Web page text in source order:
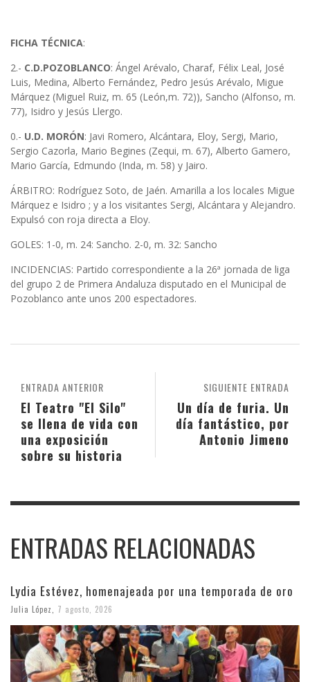
FICHA TÉCNICA:
2.- C.D.POZOBLANCO: Ángel Arévalo, Charaf, Félix Leal, José
Luis, Medina, Alberto Fernández, Pedro Jesús Arévalo, Migue
Márquez (Miguel Ruiz, m. 65 (León,m. 72)), Sancho (Alfonso, m.
77), Isidro y Jesús Llergo.
0.- U.D. MORÓN: Javi Romero, Alcántara, Eloy, Sergi, Mario,
Sergio Cazorla, Mario Begines (Zequi, m. 67), Alberto Gamero,
Mario García, Edmundo (Inda, m. 58) y Jairo.
ÁRBITRO: Rodríguez Soto, de Jaén. Amarilla a los locales Migue
Márquez e Isidro ; y a los visitantes Sergi, Alcántara y Alejandro.
Expulsó con roja directa a Eloy.
GOLES: 1-0, m. 24: Sancho. 2-0, m. 32: Sancho
INCIDENCIAS: Partido correspondiente a la 26ª jornada de liga
del grupo 2 de Primera Andaluza disputado en el Municipal de
Pozoblanco ante unos 200 espectadores.
SIGUIENTE ENTRADA
Un día de furia. Un
día fantástico, por
Antonio Jimeno
ENTRADA ANTERIOR
El Teatro "El Silo"
se llena de vida con
una exposición
sobre su historia
ENTRADAS RELACIONADAS
Lydia Estévez, homenajeada por una temporada de oro
Julia López, 7 agosto, 2026